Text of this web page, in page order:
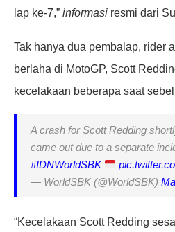
lap ke-7,” informasi resmi dari
Tak hanya dua pembalap, rider
berlaha di MotoGP, Scott
kecelakaan beberapa saat
A crash for Scott Redding
came out due to a separate
#IDNWorldSBK
— WorldSBK (@WorldSBK)
“Kecelakaan Scott Redding